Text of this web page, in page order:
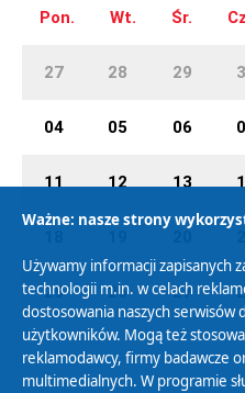
Pon. Wt. Śr.
27 28 29
04 05 06
11 12 13
25 26 27
Ważne: nasze strony
Używamy informacji zapisanych
technologii m.in. w celach
dostosowania naszych
użytkowników. Mogą też
reklamodawcy, firmy badawcze
multimedialnych. W programie